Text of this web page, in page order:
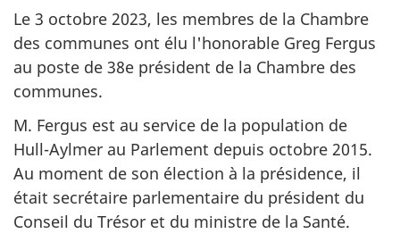
Le 3 octobre 2023, les membres de la Chambre
des communes ont élu l'honorable Greg Fergus
au poste de 38e président de la Chambre des
communes.
M. Fergus est au service de la population de
Hull-Aylmer au Parlement depuis octobre 2015.
Au moment de son élection à la présidence, il
était secrétaire parlementaire du président du
Conseil du Trésor et du ministre de la Santé.